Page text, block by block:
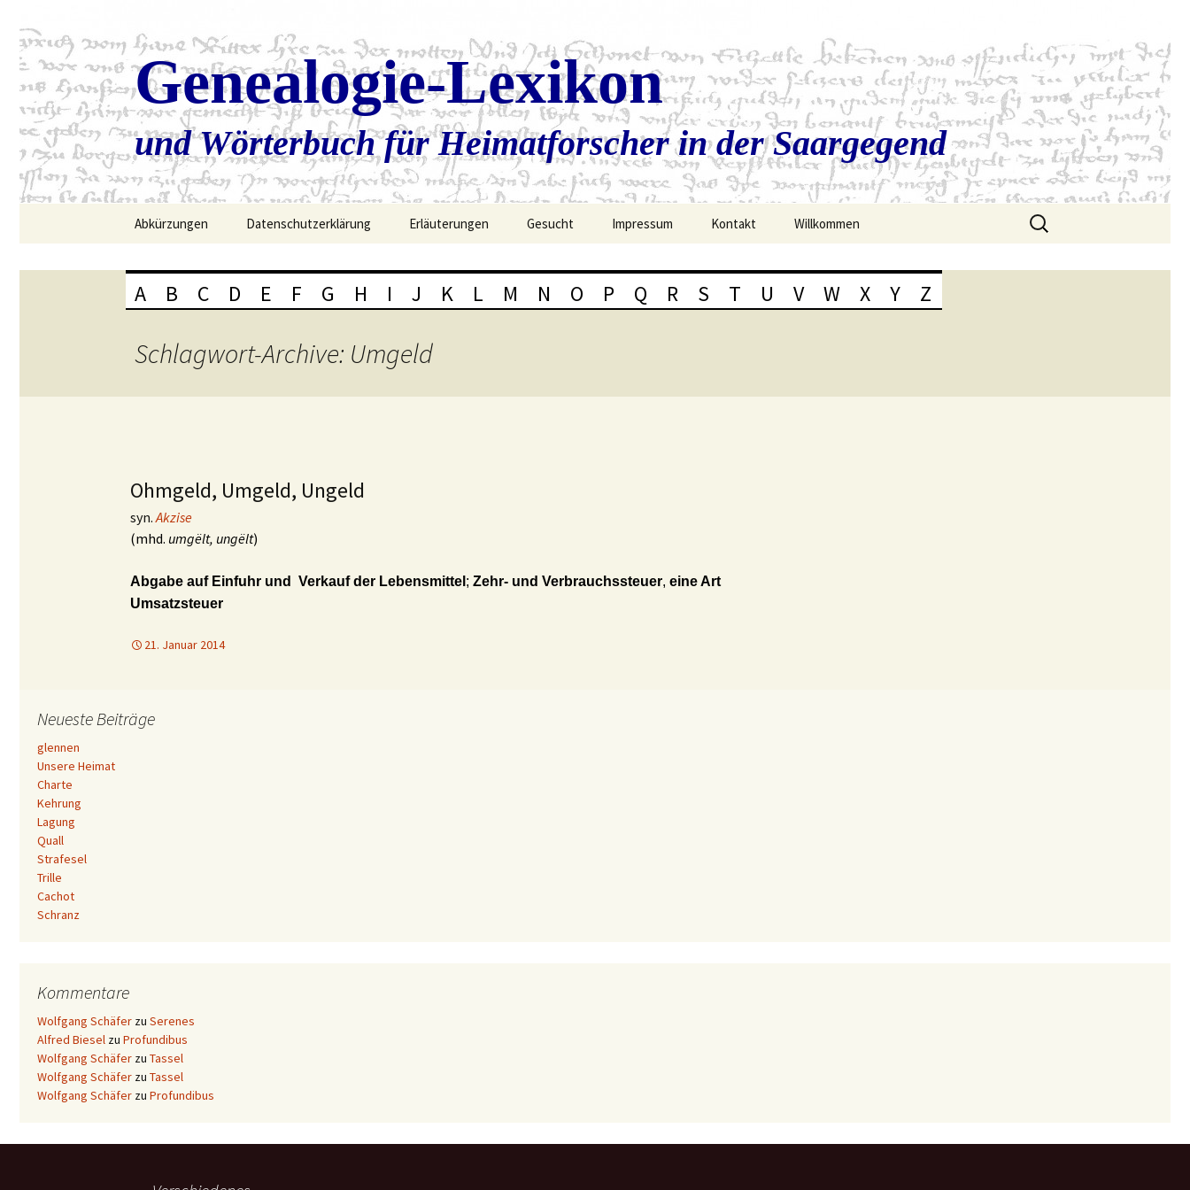
Genealogie-Lexikon
und Wörterbuch für Heimatforscher in der Saargegend
Abkürzungen Datenschutzerklärung Erläuterungen Gesucht Impressum Kontakt Willkommen
Suchen
nach:
A B C D E F G H I J K L M N O P Q R S T U V W X Y Z
Schlagwort-Archive: Umgeld
Ohmgeld, Umgeld, Ungeld
syn.Akzise
(mhd. umgëlt, ungëlt)
Abgabe auf Einfuhr und Verkauf der Lebensmittel ; Zehr- und Verbrauchssteuer, eine Art
Umsatzsteuer
21. Januar 2014
Neueste Beiträge
glennen
Unsere Heimat
Charte
Kehrung
Lagung
Quall
Strafesel
Trille
Cachot
Schranz
Kommentare
Wolfgang Schäfer zu Serenes
Alfred Biesel zu Profundibus
Wolfgang Schäfer zu Tassel
Wolfgang Schäfer zu Tassel
Wolfgang Schäfer zu Profundibus